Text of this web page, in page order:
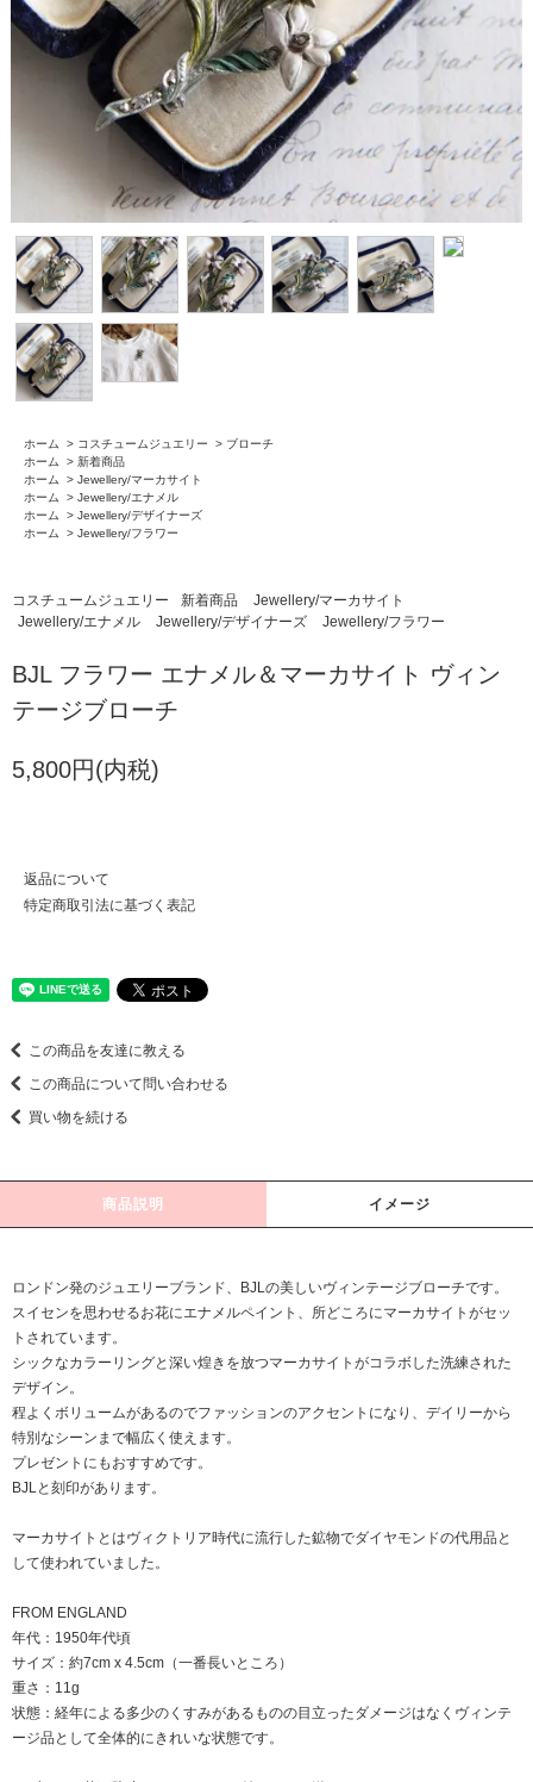
ホーム > コスチュームジュエリー > ブローチ
ホーム
> 新着商品
ホーム
> Jewellery/マーカサイト
ホーム
> Jewellery/エナメル
ホーム
> Jewellery/デザイナーズ
ホーム
> Jewellery/フラワー
コスチュームジュエリー 新着商品
Jewellery/マーカサイト
Jewellery/エナメル
Jewellery/デザイナーズ Jewellery/フラワー
BJL フラワー エナメル＆マーカサイト ヴィン
テージブローチ
5,800円(内税)
返品について
特定商取引法に基づく表記
この商品を友達に教える
この商品について問い合わせる
買い物を続ける
商品説明 イメージ
ロンドン発のジュエリーブランド、BJLの美しいヴィンテージブローチです。
スイセンを思わせるお花にエナメルペイント、所どころにマーカサイトがセッ
トされています。
シックなカラーリングと深い煌きを放つマーカサイトがコラボした洗練された
デザイン。
程よくボリュームがあるのでファッションのアクセントになり、デイリーから
特別なシーンまで幅広く使えます。
プレゼントにもおすすめです。
BJLと刻印があります。
マーカサイトとはヴィクトリア時代に流行した鉱物でダイヤモンドの代用品と
して使われていました。
FROM ENGLAND
年代：1950年代頃
サイズ：約7cm x 4.5cm（一番長いところ）
重さ：11g
状態：経年による多少のくすみがあるものの目立ったダメージはなくヴィンテ
ージ品として全体的にきれいな状態です。